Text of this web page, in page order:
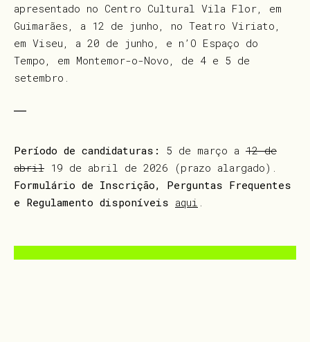
apresentado no Centro Cultural Vila Flor, em
Guimarães, a 12 de junho, no Teatro Viriato,
em Viseu, a 20 de junho, e n’O Espaço do
Tempo, em Montemor-o-Novo, de 4 e 5 de
setembro.
Período de candidaturas: 5 de março a 12 de
abril 19 de abril de 2026 (prazo alargado).
Formulário de Inscrição, Perguntas Frequentes
e Regulamento disponíveis aqui